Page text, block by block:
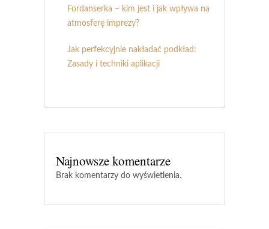
Fordanserka – kim jest i jak wpływa na
atmosferę imprezy?
Jak perfekcyjnie nakładać podkład:
Zasady i techniki aplikacji
Najnowsze komentarze
Brak komentarzy do wyświetlenia.